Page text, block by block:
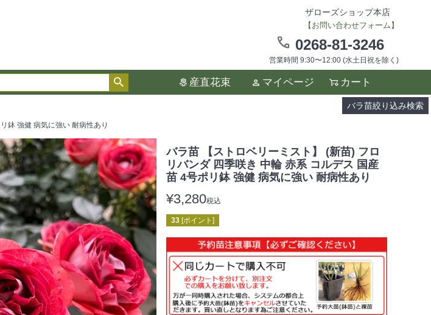
ザローズショップ本店
【お問い合わせフォーム】
0268-81-3246
営業時間 9:30〜12:00 (水土日祝を除く)
産直花束 マイページ カート
バラ苗絞り込み検索
該当する品種のみ検索結果に表示されます。
ランドなどは1つずつ選択してください。
鉢 強健 病気に強い 耐病性あり
バラ苗 【ストロベリーミスト】 (新苗) フロ
リバンダ 四季咲き 中輪 赤系 コルデス 国産
苗 4号ポリ鉢 強健 病気に強い 耐病性あり
¥3,280税込
33 [ポイント]